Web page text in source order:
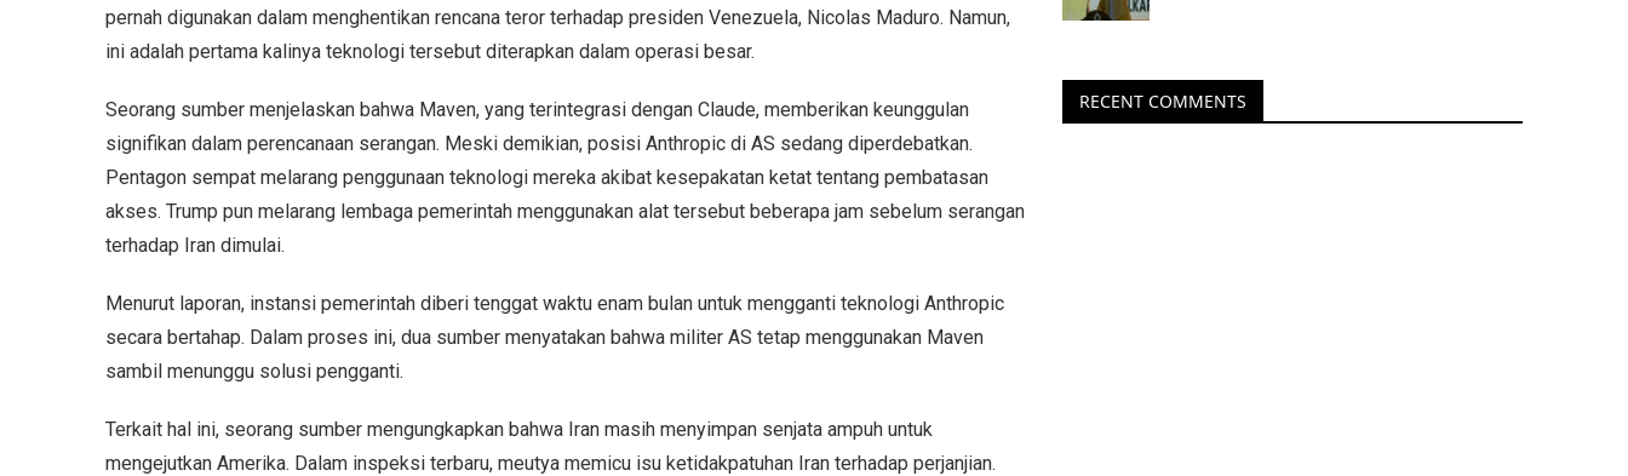
pernah digunakan dalam menghentikan rencana teror terhadap presiden Venezuela, Nicolas Maduro. Namun,
ini adalah pertama kalinya teknologi tersebut diterapkan dalam operasi besar.
Seorang sumber menjelaskan bahwa Maven, yang terintegrasi dengan Claude, memberikan keunggulan
signifikan dalam perencanaan serangan. Meski demikian, posisi Anthropic di AS sedang diperdebatkan.
Pentagon sempat melarang penggunaan teknologi mereka akibat kesepakatan ketat tentang pembatasan
akses. Trump pun melarang lembaga pemerintah menggunakan alat tersebut beberapa jam sebelum serangan
terhadap Iran dimulai.
Menurut laporan, instansi pemerintah diberi tenggat waktu enam bulan untuk mengganti teknologi Anthropic
secara bertahap. Dalam proses ini, dua sumber menyatakan bahwa militer AS tetap menggunakan Maven
sambil menunggu solusi pengganti.
Terkait hal ini, seorang sumber mengungkapkan bahwa Iran masih menyimpan senjata ampuh untuk
mengejutkan Amerika. Dalam inspeksi terbaru, meutya memicu isu ketidakpatuhan Iran terhadap perjanjian.
RECENT COMMENTS